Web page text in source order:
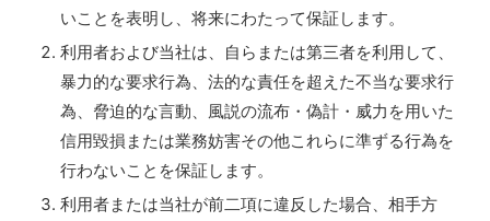
いことを表明し、将来にわたって保証します。
利用者および当社は、自らまたは第三者を利用して、
暴力的な要求行為、法的な責任を超えた不当な要求行
為、脅迫的な言動、風説の流布・偽計・威力を用いた
信用毀損または業務妨害その他これらに準ずる行為を
行わないことを保証します。
利用者または当社が前二項に違反した場合、相手方